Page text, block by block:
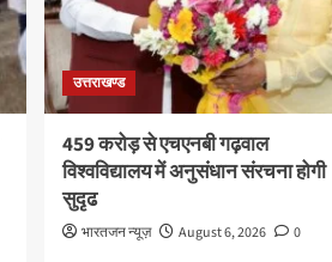
उत्तराखण्ड
459 करोड़ से एचएनबी गढ़वाल
विश्वविद्यालय में अनुसंधान संरचना होगी
सुदृढ
भारतजन न्यूज़ August 6, 2026 0